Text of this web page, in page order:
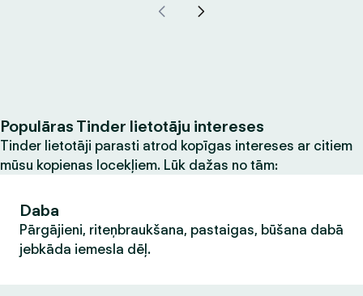
Populāras Tinder lietotāju intereses
Tinder lietotāji parasti atrod kopīgas intereses ar citiem
mūsu kopienas locekļiem. Lūk dažas no tām:
Daba
Pārgājieni, riteņbraukšana, pastaigas, būšana dabā
jebkāda iemesla dēļ.